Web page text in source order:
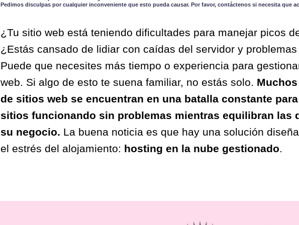
Pedimos disculpas por cualquier inconveniente que esto pueda causar. Por favor, contáctenos si necesita que
¿Tu sitio web está teniendo dificultades para manejar picos
¿Estás cansado de lidiar con caídas del servidor y
Puede que necesites más tiempo o experiencia para
web. Si algo de esto te suena familiar, no estás solo.
de sitios web se encuentran en una batalla constante
sitios funcionando sin problemas mientras equilibran las
su negocio. La buena noticia es que hay una solución
el estrés del alojamiento: hosting en la nube gestionado.